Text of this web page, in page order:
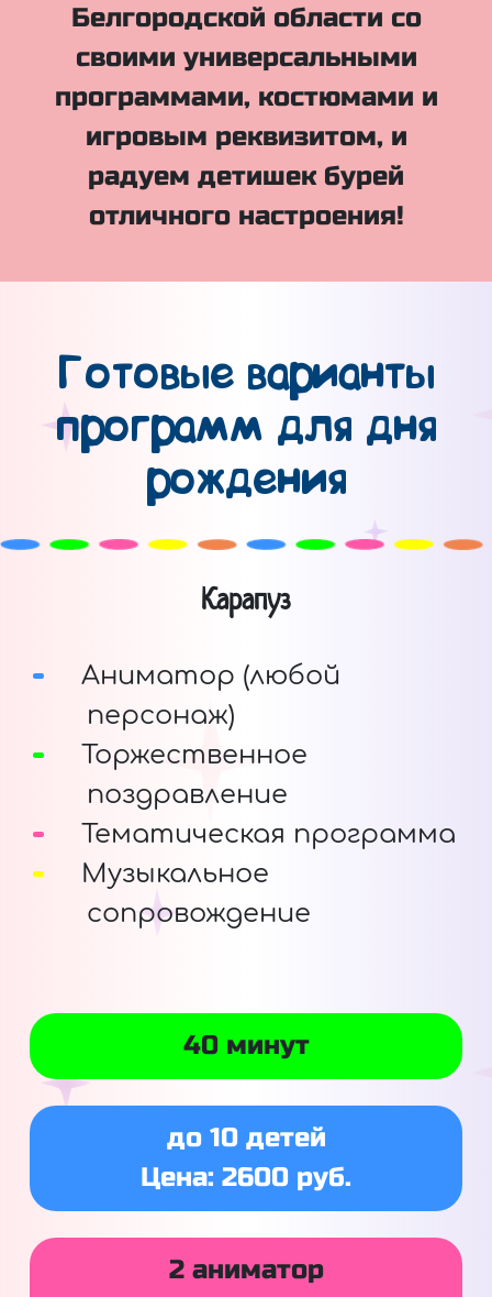
Белгородской области со
своими универсальными
программами, костюмами и
игровым реквизитом, и
радуем детишек бурей
отличного настроения!
Готовые варианты
программ для дня
рождения
Карапуз
Аниматор (любой
персонаж)
Торжественное
поздравление
Тематическая программа
Музыкальное
сопровождение
40 минут
до 10 детей
Цена: 2600 руб.
2 аниматор